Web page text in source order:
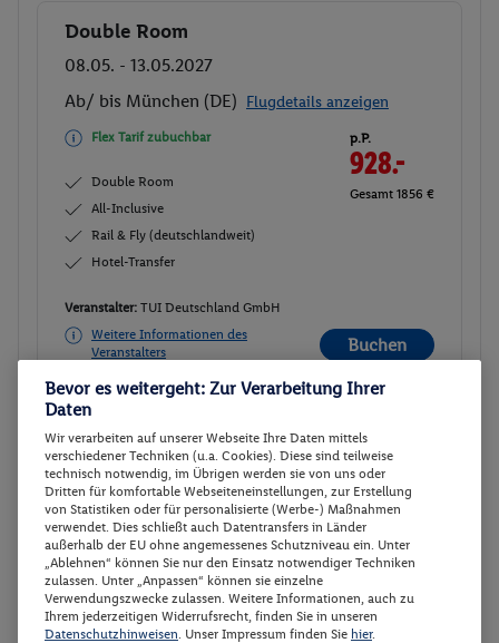
Buchen
Double Room
08.05. - 13.05.2027
Ab/ bis München (DE) Flugdetails anzeigen
Flex Tarif zubuchbar
Double Room
All-Inclusive
Rail & Fly (deutschlandweit)
Hotel-Transfer
p.P.
928.-
Gesamt 1856 €
Veranstalter: TUI Deutschland GmbH
Weitere Informationen des
Veranstalters
Buchen
Buchen
Double Room
09.05. - 14.05.2027
Ab/ bis München (DE) Flugdetails anzeigen
Flex Tarif zubuchbar
Double Room
All-Inclusive
Rail & Fly (deutschlandweit)
p.P.
928.-
Gesamt 1856 €
Bevor es weitergeht: Zur Verarbeitung Ihrer
Daten
Wir verarbeiten auf unserer Webseite Ihre Daten mittels
verschiedener Techniken (u.a. Cookies). Diese sind teilweise
technisch notwendig, im Übrigen werden sie von uns oder
Dritten für komfortable Webseiteneinstellungen, zur Erstellung
von Statistiken oder für personalisierte (Werbe-) Maßnahmen
verwendet. Dies schließt auch Datentransfers in Länder
außerhalb der EU ohne angemessenes Schutzniveau ein. Unter
„Ablehnen“ können Sie nur den Einsatz notwendiger Techniken
zulassen. Unter „Anpassen“ können sie einzelne
Verwendungszwecke zulassen. Weitere Informationen, auch zu
Ihrem jederzeitigen Widerrufsrecht, finden Sie in unseren
Datenschutzhinweisen . Unser Impressum finden Sie hier.